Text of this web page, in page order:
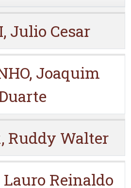
Julio Cesar
Joaquim
Ruddy Walter
Reinaldo